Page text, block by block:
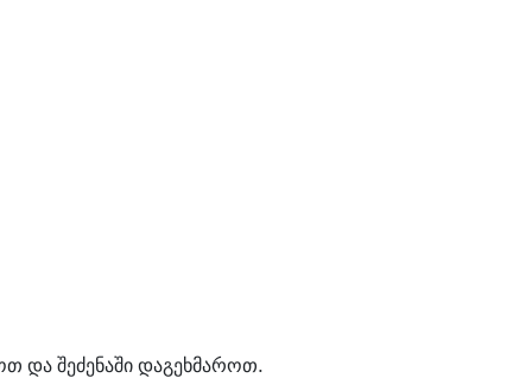
და შეძენაში დაგეხმაროთ.